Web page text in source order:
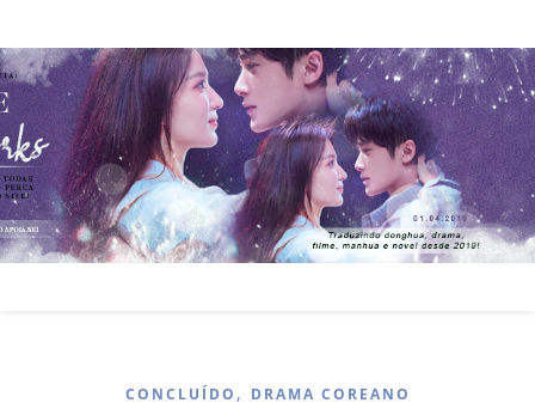
CONCLUÍDO , DRAMA COREANO